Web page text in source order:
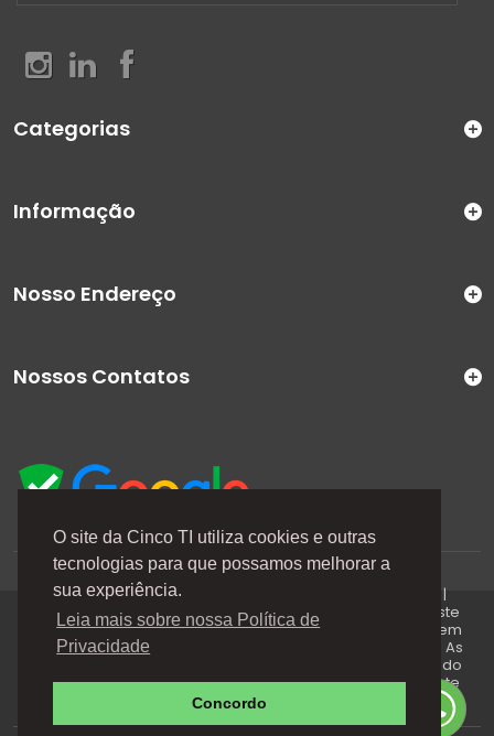
O site da Cinco TI utiliza cookies e outras
tecnologias para que possamos melhorar a
sua experiência.
Leia mais sobre nossa Política de
Privacidade
Concordo
Categorias
Informação
A Cinco TI (5TI) é uma marca registrada de CINCO TI
COMERCIO E SERVICOS LTDA | CNPJ: 08.307.867/0001-04 |
Todos os direitos reservados. Os preços anunciados neste
site ou via e-mails promocionais podem ser alterados sem
prévio aviso. A 5TI não é responsável por erros descritos. As
fotos contidas nessa página são meramente ilustrativas do
produto e podem variar de acordo com o fornecedor/lote
do fabricante. Este site trabalha 100% em criptografia SSL.
Nosso Endereço
Nossos Contatos